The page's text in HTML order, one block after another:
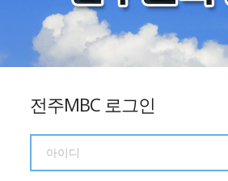
전주MBC 로그인